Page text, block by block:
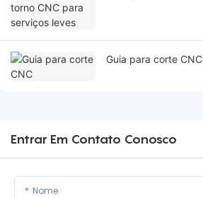
Guia para corte CNC
Entrar Em Contato Conosco
Nome